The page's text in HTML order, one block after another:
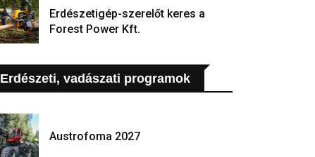
Erdészetigép-szerelőt keres a
Forest Power Kft.
Erdészeti, vadászati programok
Austrofoma 2027